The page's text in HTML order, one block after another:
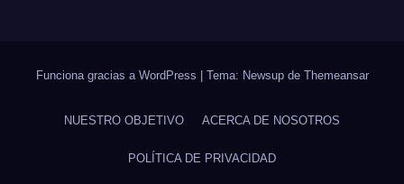
Funciona gracias a WordPress Tema: Newsup de Themeansar
NUESTRO OBJETIVO ACERCA DE NOSOTROS
POLÍTICA DE PRIVACIDAD